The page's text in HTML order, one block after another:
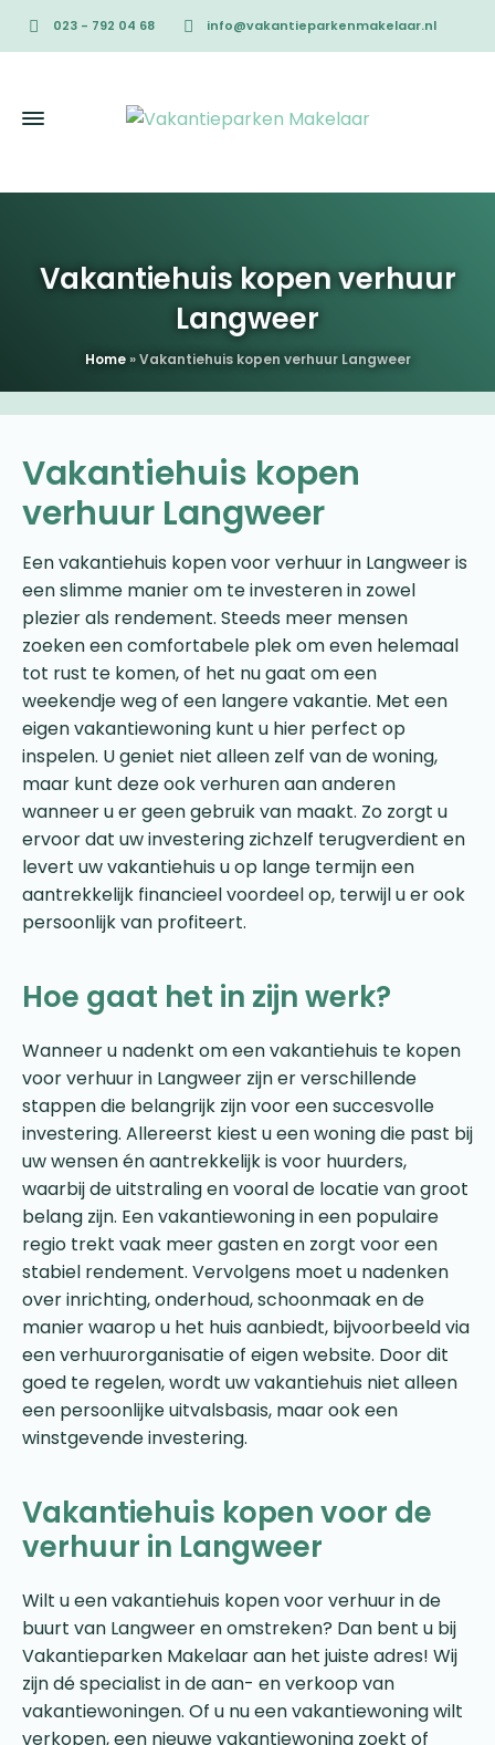
023 - 792 04 68 info@vakantieparkenmakelaar.nl
Vakantiehuis kopen verhuur
Langweer
Home»Vakantiehuis kopen verhuur Langweer
Vakantiehuis kopen
verhuur Langweer
Een vakantiehuis kopen voor verhuur in Langweer is
een slimme manier om te investeren in zowel
plezier als rendement. Steeds meer mensen
zoeken een comfortabele plek om even helemaal
tot rust te komen, of het nu gaat om een
weekendje weg of een langere vakantie. Met een
eigen vakantiewoning kunt u hier perfect op
inspelen. U geniet niet alleen zelf van de woning,
maar kunt deze ook verhuren aan anderen
wanneer u er geen gebruik van maakt. Zo zorgt u
ervoor dat uw investering zichzelf terugverdient en
levert uw vakantiehuis u op lange termijn een
aantrekkelijk financieel voordeel op, terwijl u er ook
persoonlijk van profiteert.
Hoe gaat het in zijn werk?
Wanneer u nadenkt om een vakantiehuis te kopen
voor verhuur in Langweer zijn er verschillende
stappen die belangrijk zijn voor een succesvolle
investering. Allereerst kiest u een woning die past bij
uw wensen én aantrekkelijk is voor huurders,
waarbij de uitstraling en vooral de locatie van groot
belang zijn. Een vakantiewoning in een populaire
regio trekt vaak meer gasten en zorgt voor een
stabiel rendement. Vervolgens moet u nadenken
over inrichting, onderhoud, schoonmaak en de
manier waarop u het huis aanbiedt, bijvoorbeeld via
een verhuurorganisatie of eigen website. Door dit
goed te regelen, wordt uw vakantiehuis niet alleen
een persoonlijke uitvalsbasis, maar ook een
winstgevende investering.
Vakantiehuis kopen voor de
verhuur in Langweer
Wilt u een vakantiehuis kopen voor verhuur in de
buurt van Langweer en omstreken? Dan bent u bij
Vakantieparken Makelaar aan het juiste adres! Wij
zijn dé specialist in de aan- en verkoop van
vakantiewoningen. Of u nu een vakantiewoning wilt
verkopen, een nieuwe vakantiewoning zoekt of